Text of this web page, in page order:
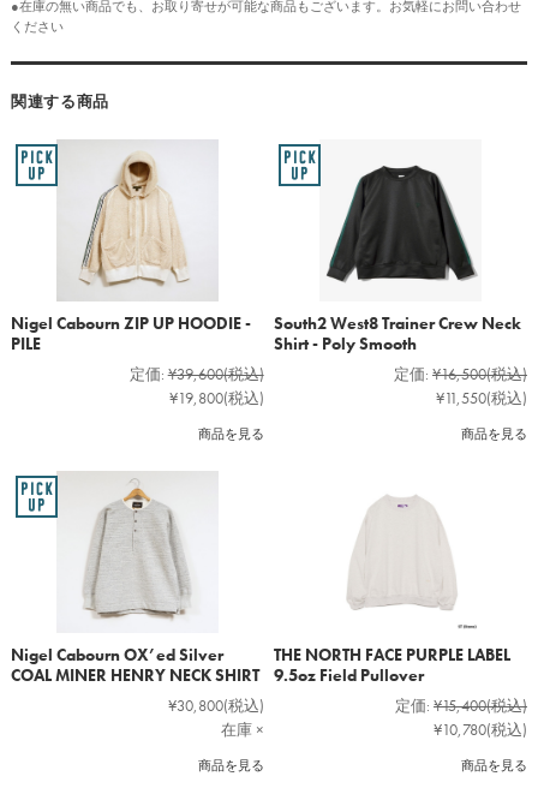
●在庫の無い商品でも、お取り寄せが可能な商品もございます。お気軽にお問い合わせ
ください
関連する商品
Nigel Cabourn ZIP UP HOODIE -
PILE
定価: ¥39,600(税込)
¥19,800(税込)
商品を見る
South2 West8 Trainer Crew Neck
Shirt - Poly Smooth
定価: ¥16,500(税込)
¥11,550(税込)
商品を見る
Nigel Cabourn OX’ed Silver
COAL MINER HENRY NECK SHIRT
¥30,800(税込)
在庫 ×
商品を見る
THE NORTH FACE PURPLE LABEL
9.5oz Field Pullover
定価: ¥15,400(税込)
¥10,780(税込)
商品を見る